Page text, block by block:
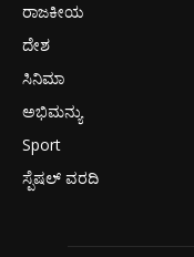
ರಾಜಕೀಯ
ದೇಶ
ಸಿನಿಮಾ
ಅಭಿಮನ್ಯು
Sport
ಸ್ಪೆಷಲ್ ವರದಿ